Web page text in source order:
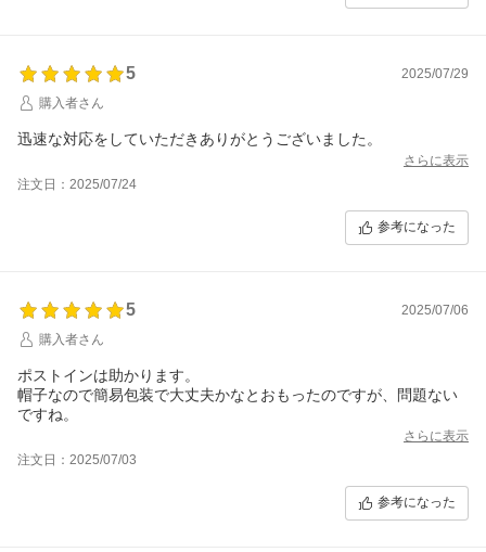
5
2025/07/29
購入者さん
迅速な対応をしていただきありがとうございました。
さらに表示
注文日：2025/07/24
参考になった
5
2025/07/06
購入者さん
ポストインは助かります。
帽子なので簡易包装で大丈夫かなとおもったのですが、問題ない
ですね。
さらに表示
注文日：2025/07/03
参考になった